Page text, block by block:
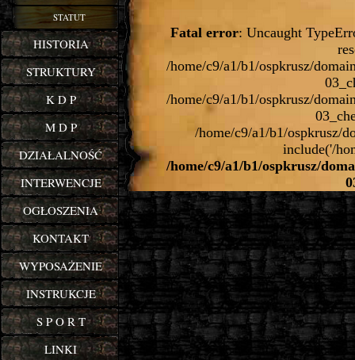
STATUT
HISTORIA
STRUKTURY
K D P
M D P
DZIAŁALNOŚĆ
INTERWENCJE
OGŁOSZENIA
KONTAKT
WYPOSAŻENIE
INSTRUKCJE
S P O R T
LINKI
Fatal error: Uncaught
/home/c9/a1/b1/ospkrusz/
/home/c9/a1/b1/ospkrusz/
/home/c9/a1/b1/ospkrusz/
include('/
/home/c9/a1/b1/ospkrusz/